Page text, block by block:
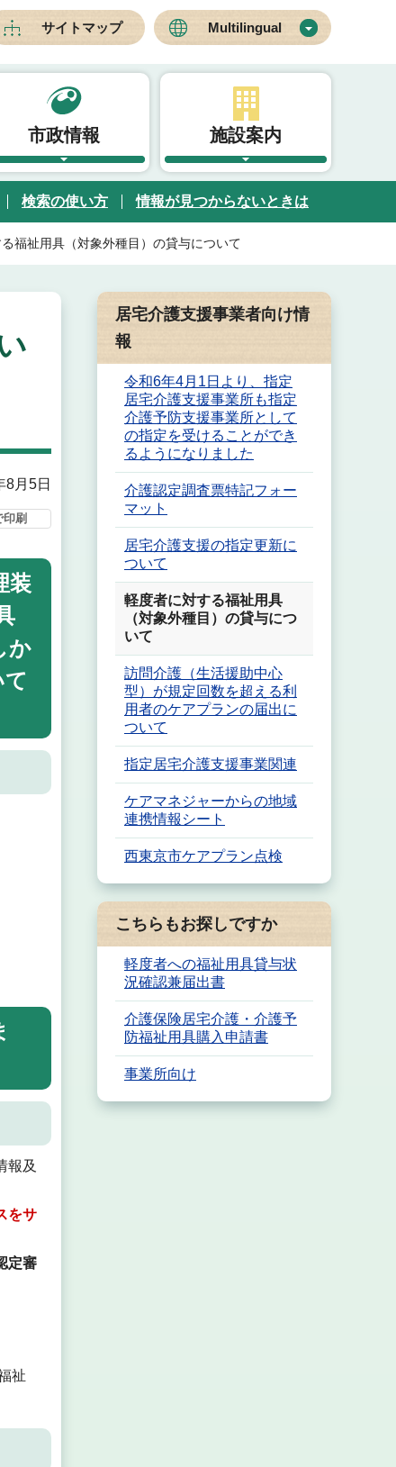
サイトマップ Multilingual
市政情報 施設案内
検索の使い方 情報が見つからないときは
福祉用具（対象外種目）の貸与について
8月5日
印刷
装
か
報及
をサ
定審
祉
居宅介護支援事業者向け情
報
令和6年4月1日より、指定
居宅介護支援事業所も指定
介護予防支援事業所として
の指定を受けることができ
るようになりました
介護認定調査票特記フォー
マット
居宅介護支援の指定更新に
ついて
軽度者に対する福祉用具
（対象外種目）の貸与につ
いて
訪問介護（生活援助中心
型）が規定回数を超える利
用者のケアプランの届出に
ついて
指定居宅介護支援事業関連
ケアマネジャーからの地域
連携情報シート
西東京市ケアプラン点検
こちらもお探しですか
軽度者への福祉用具貸与状
況確認兼届出書
介護保険居宅介護・介護予
防福祉用具購入申請書
事業所向け